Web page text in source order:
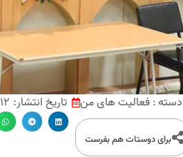
دسته : فعالیت های من تاریخ انتشار: ۱۲ دی ۱۳۹۸
برای دوستات هم بفرست